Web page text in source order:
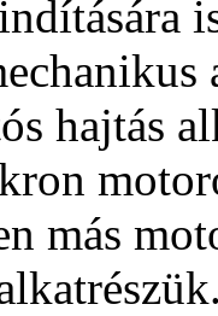
hajtás
más